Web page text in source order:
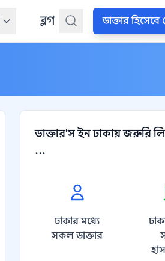
ব্লগ ডাক্তার
ডাক্তার'স ইন ঢাকায় জরুরি
...
ঢাকার মধ্যে
সকল ডাক্তার